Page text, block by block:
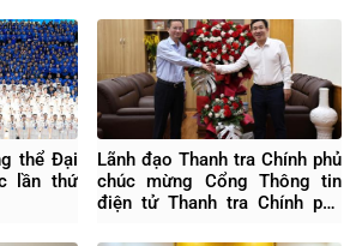
thể Đại
lần thứ
Lãnh đạo Thanh tra Chính phủ
chúc mừng Cổng Thông tin
điện tử Thanh tra Chính phủ